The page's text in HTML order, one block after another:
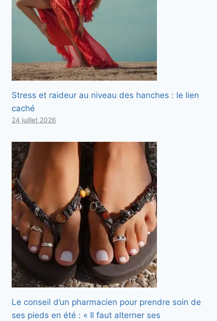
Stress et raideur au niveau des hanches : le lien
caché
24 juillet 2026
Le conseil d’un pharmacien pour prendre soin de
ses pieds en été : « Il faut alterner ses